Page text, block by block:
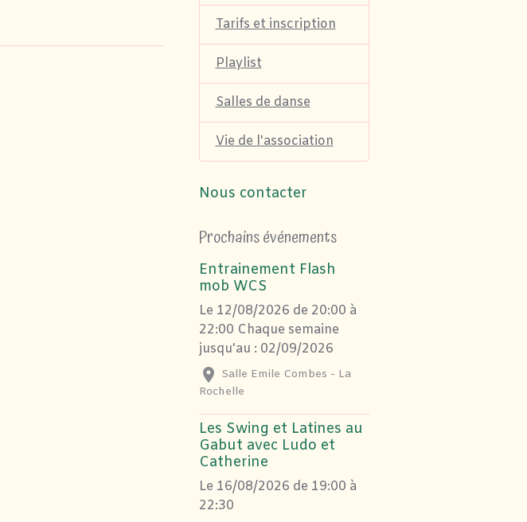
Tarifs et inscription
Playlist
Salles de danse
Vie de l'association
Nous contacter
Prochains événements
Entrainement Flash
mob WCS
Le 12/08/2026 de 20:00 à
22:00 Chaque semaine
jusqu'au : 02/09/2026
Salle Emile Combes - La
Rochelle
Les Swing et Latines au
Gabut avec Ludo et
Catherine
Le 16/08/2026 de 19:00 à
22:30